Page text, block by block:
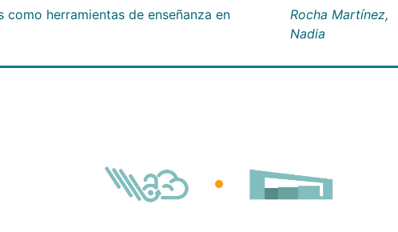
herramientas de enseñanza en
Rocha Martínez,
Nadia